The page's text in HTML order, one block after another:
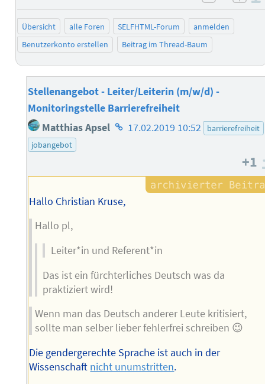
negativ
Übersicht alle Foren SELFHTML-Forum
anmelden
Benutzerkonto erstellen
Beitrag im Thread-Baum
Stellenangebot - Leiter/Leiterin (m/w/d) -
Monitoringstelle Barrierefreiheit
Matthias Apsel Homepage
17.02.2019 10:52
barrierefreiheit
jobangebot
+1
Hallo Christian Kruse,
Hallo pl,
Leiter*in und Referent*in
Das ist ein fürchterliches Deutsch was da
praktiziert wird!
Wenn man das Deutsch anderer Leute kritisiert,
sollte man selber lieber fehlerfrei schreiben 😉
Die gendergerechte Sprache ist auch in der
Wissenschaft nicht unumstritten.